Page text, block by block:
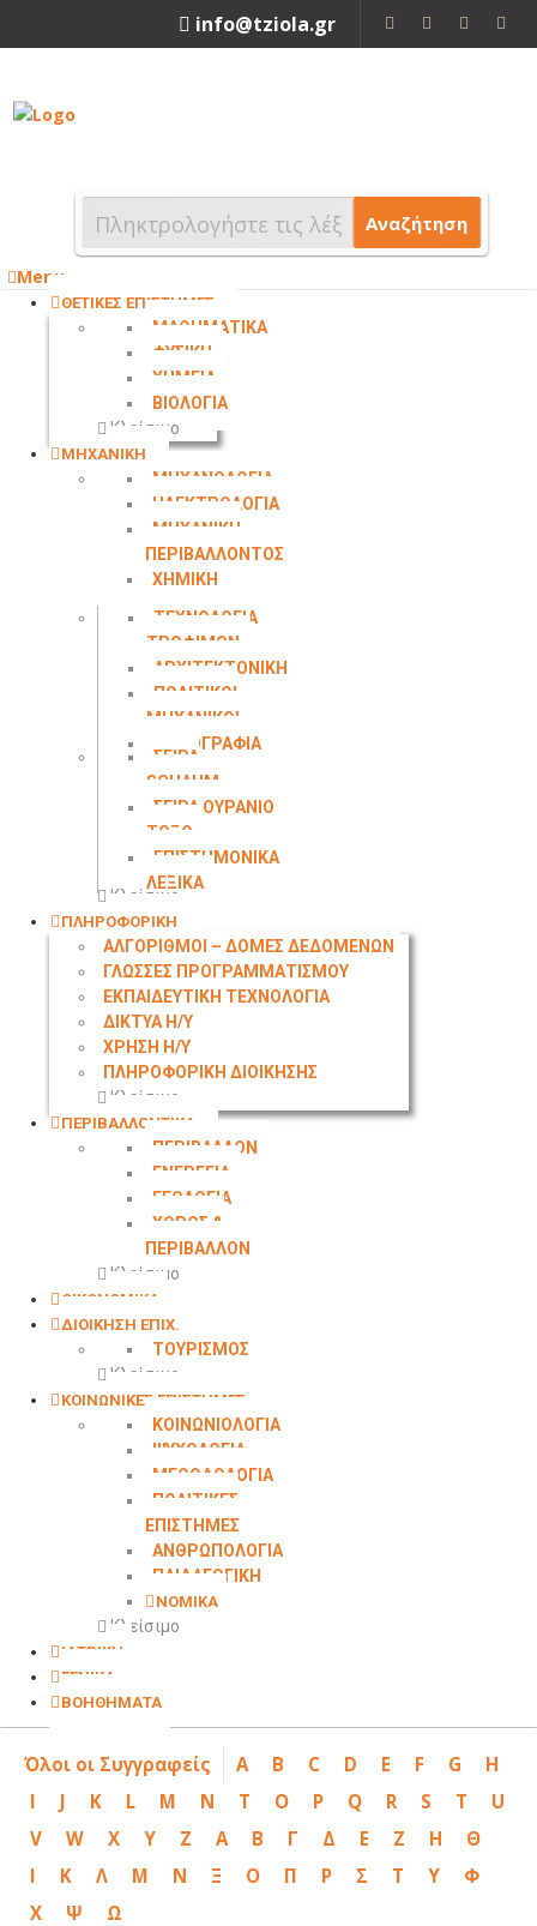
info@tziola.gr
Αναζήτηση
Menu
ΘΕΤΙΚΕΣ ΕΠΙΣΤΗΜΕΣ
ΜΑΘΗΜΑΤΙΚΑ
ΦΥΣΙΚΗ
ΧΗΜΕΙΑ
ΒΙΟΛΟΓΙΑ
Κλείσιμο
ΜΗΧΑΝΙΚΗ
ΜΗΧΑΝΟΛΟΓΙΑ
ΗΛΕΚΤΡΟΛΟΓΙΑ
ΜΗΧΑΝΙΚΗ
ΠΕΡΙΒΑΛΛΟΝΤΟΣ
ΧΗΜΙΚΗ
ΤΕΧΝΟΛΟΓΙΑ
ΤΡΟΦΙΜΩΝ
ΑΡΧΙΤΕΚΤΟΝΙΚΗ
ΠΟΛΙΤΙΚΟΙ
ΜΗΧΑΝΙΚΟΙ
ΤΟΠΟΓΡΑΦΙΑ
ΣΕΙΡΑ
SCHAUM
ΣΕΙΡΑ ΟΥΡΑΝΙΟ
ΤΟΞΟ
ΕΠΙΣΤΗΜΟΝΙΚΑ
ΛΕΞΙΚΑ
Κλείσιμο
ΠΛΗΡΟΦΟΡΙΚΗ
ΑΛΓΟΡΙΘΜΟΙ – ΔΟΜΕΣ ΔΕΔΟΜΕΝΩΝ
ΓΛΩΣΣΕΣ ΠΡΟΓΡΑΜΜΑΤΙΣΜΟΥ
ΕΚΠΑΙΔΕΥΤΙΚΗ ΤΕΧΝΟΛΟΓΙΑ
ΔΙΚΤΥΑ Η/Υ
ΧΡΗΣΗ Η/Υ
ΠΛΗΡΟΦΟΡΙΚΗ ΔΙΟΙΚΗΣΗΣ
Κλείσιμο
ΠΕΡΙΒΑΛΛΟΝΤΙΚΑ
ΠΕΡΙΒΑΛΛΟΝ
ΕΝΕΡΓΕΙΑ
ΓΕΩΛΟΓΙΑ
ΧΩΡΟΣ &
ΠΕΡΙΒΑΛΛΟΝ
Κλείσιμο
ΟΙΚΟΝΟΜΙΚΑ
ΔΙΟΙΚΗΣΗ ΕΠΙΧ.
ΤΟΥΡΙΣΜΟΣ
Κλείσιμο
ΚΟΙΝΩΝΙΚΕΣ ΕΠΙΣΤΗΜΕΣ
ΚΟΙΝΩΝΙΟΛΟΓΙΑ
ΨΥΧΟΛΟΓΙΑ
ΜΕΘΟΔΟΛΟΓΙΑ
ΠΟΛΙΤΙΚΕΣ
ΕΠΙΣΤΗΜΕΣ
ΑΝΘΡΩΠΟΛΟΓΙΑ
ΠΑΙΔΑΓΩΓΙΚΗ
ΝΟΜΙΚΑ
Κλείσιμο
ΙΑΤΡΙΚΗ
ΓΕΝΙΚΑ
ΒΟΗΘΗΜΑΤΑ
Όλοι οι Συγγραφείς A B C D E F G
H
I
J K L M N T O P Q R S T
U
V
W X Y Z Α Β Γ Δ Ε Ζ Η
Θ
Ι
Κ Λ Μ Ν Ξ Ο Π Ρ Σ Τ Υ
Φ
Χ
Ψ Ω